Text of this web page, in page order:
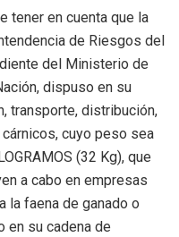
tener en cuenta que la
de Riesgos del
del Ministerio de
dispuso en su
transporte, distribución,
cuyo peso sea
(32 Kg), que
a cabo en empresas
faena de ganado o
en su cadena de